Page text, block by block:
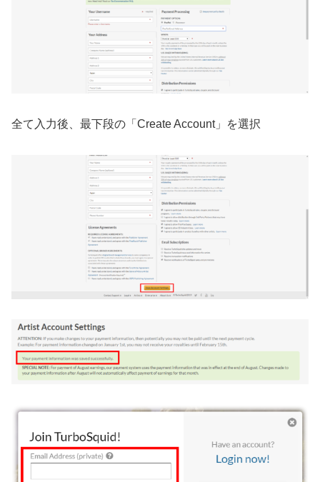
全て入力後、最下段の「Create Account」を選択